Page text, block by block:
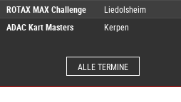
ROTAX MAX Challenge
Liedolsheim
ADAC Kart Masters
Kerpen
ALLE TERMINE